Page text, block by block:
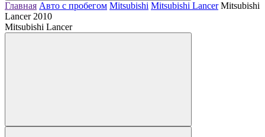
Главная Авто с пробегом Mitsubishi Mitsubishi Lancer Mitsubishi
Lancer 2010
Mitsubishi Lancer